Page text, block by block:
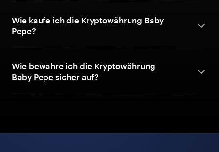
Wie kaufe ich die Kryptowährung Baby
Pepe?
Wie bewahre ich die Kryptowährung
Baby Pepe sicher auf?